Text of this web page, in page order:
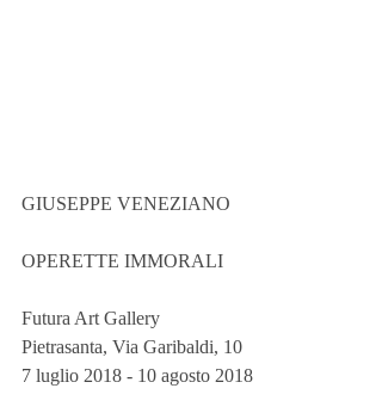
GIUSEPPE VENEZIANO
OPERETTE IMMORALI
Futura Art Gallery
Pietrasanta, Via Garibaldi, 10
7 luglio 2018 - 10 agosto 2018